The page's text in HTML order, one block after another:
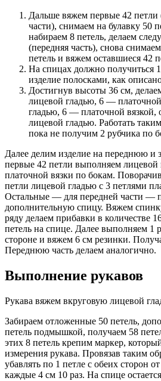
Дальше вяжем первые 42 петли
части), снимаем на булавку 50
набираем 8 петель, делаем
(передняя часть), снова
петель и вяжем оставшиеся 42
На спицах должно получиться
изделие полосками, как
Достигнув высоты 36 см,
лицевой гладью, 6 —
гладью, 6 — платочной вязкой,
лицевой гладью. Работать
пока не получим 2 рубчика по
Далее делим изделие на переднюю и
первые 42 петли выполняем лицевой
платочной вязки по бокам.
петли лицевой гладью с 3 петлями
Остальные — для передней части —
дополнительную спицу. Вяжем
ряду делаем прибавки в количестве
петель на спице. Далее выполняем 1
стороне и вяжем 6 см резинки.
Переднюю часть делаем аналогично.
Выполнение рукавов
Рукава вяжем вкруговую лицевой
Забираем отложенные 50 петель,
петель подмышкой, получаем 58
этих 8 петель крепим маркер,
измерения рукава. Провязав таким
убавлять по 1 петле с обеих сторон
каждые 4 см 10 раз. На спице